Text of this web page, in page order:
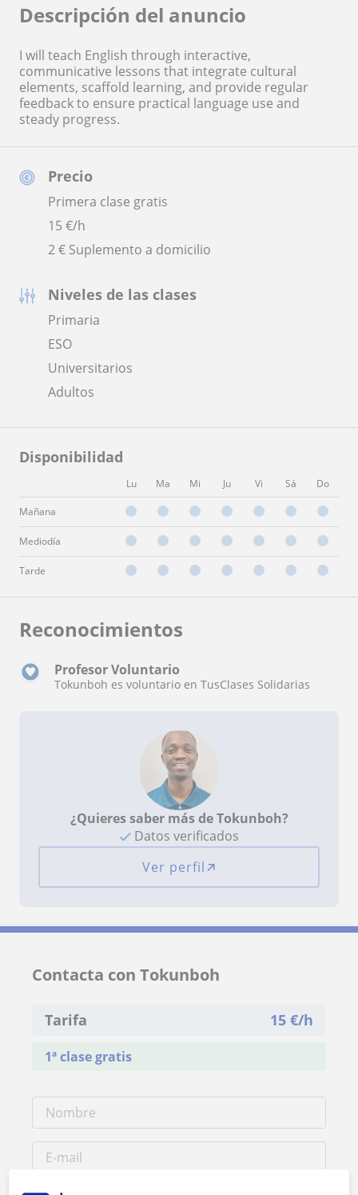
Precio
Primera clase gratis
15€/h
2 € Suplemento a domicilio
Niveles de las clases
Primaria
ESO
Universitarios
Adultos
Disponibilidad
Lu Ma Mi Ju Vi Sá Do
Mañana
Mediodía
Tarde
Descripción del anuncio
I will teach English through interactive,
communicative lessons that integrate cultural
elements, scaffold learning, and provide regular
feedback to ensure practical language use and
steady progress.
Reconocimientos
Profesor Voluntario
Tokunboh es voluntario en TusClases Solidarias
¿Quieres saber más de Tokunboh?
Datos verificados
Ver perfil
Contacta con Tokunboh
Tarifa 15 €/h
1ª clase gratis